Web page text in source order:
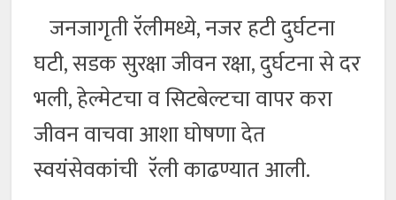
जनजागृती रॅलीमध्ये, नजर हटी दुर्घटना
घटी, सडक सुरक्षा जीवन रक्षा, दुर्घटना से दर
भली, हेल्मेटचा व सिटबेल्टचा वापर करा
जीवन वाचवा आशा घोषणा देत
स्वयंसेवकांची रॅली काढण्यात आली.